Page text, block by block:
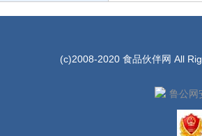
(c)2008-2020 食品伙伴网 All
鲁公网